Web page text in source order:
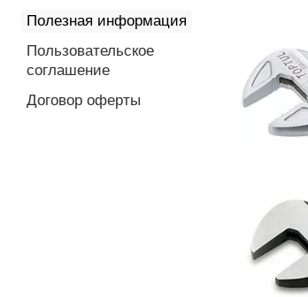
Полезная информация
Пользовательское
соглашение
Договор оферты